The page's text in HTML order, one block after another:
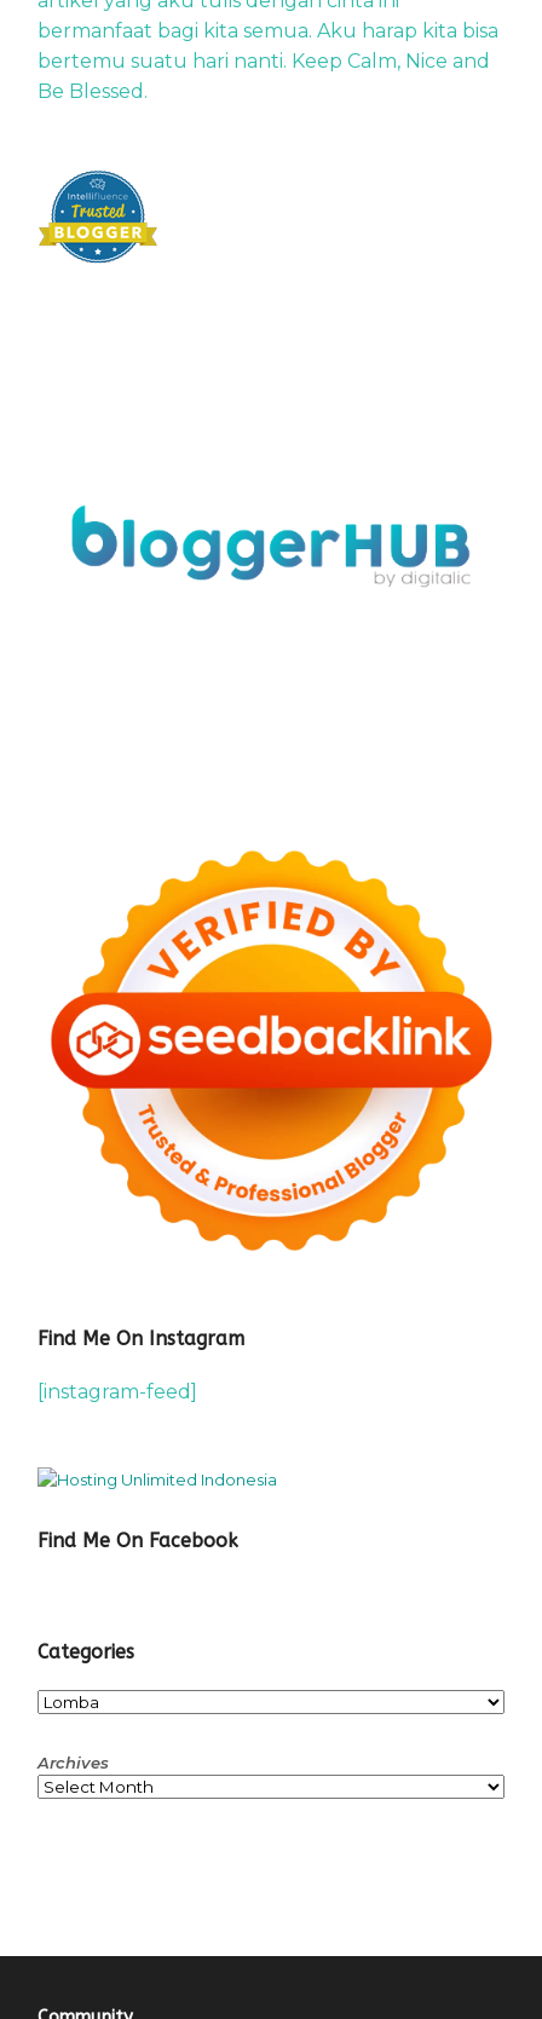
bermanfaat bagi kita semua. Aku harap kita bisa
bertemu suatu hari nanti. Keep Calm, Nice and
Be Blessed.
Find Me On Instagram
[instagram-feed]
Find Me On Facebook
Categories
Categories
Archives